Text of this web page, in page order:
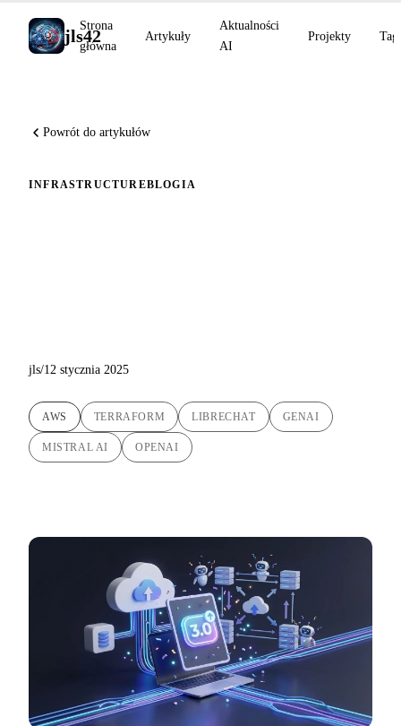
jls42
Strona
główna
Artykuły
Aktualności
AI
Projekty Tagi
Powrót do artykułów
INFRASTRUCTUREBLOGIA
jls/12 stycznia 2025
AWS TERRAFORM LIBRECHAT GENAI
MISTRAL AI OPENAI